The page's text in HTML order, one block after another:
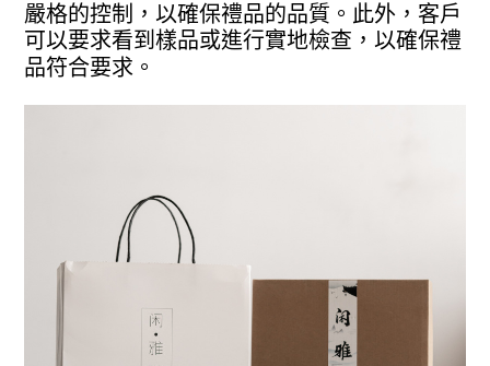
嚴格的控制，以確保禮品的品質。此外，客戶
可以要求看到樣品或進行實地檢查，以確保禮
品符合要求。